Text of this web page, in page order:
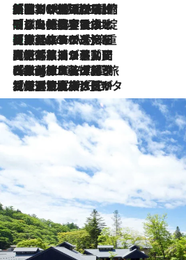
2026.8.6
「荷物が増えるほど旅ストレスは増す」美容ジャーナリストがたどり着いた最終結論。“化粧品を劇的に減らす”感動の凝縮美容とは
2026.8.6
「旅先には金髪ウィッグを持参」日本と同じメイクでは損してる!? 美容ジャーナリストが提案する“掟破りの旅美容”とは
2026.8.6
【厳選旅コスメ】「身軽さ＆UV対策重視！」ヘアアーティストshucoが選んだ夏旅ベストコスメを発表【Mサイズジップ】
2026.8.5
【厳選旅コスメ】国内をあちこち移動する河井菜摘が選んだ夏旅ベストコスメ発表！「リラックスアイテムはマスト」【Mサイズジップ】
2026.8.4
【厳選旅コスメ】「紫外線＆乾燥対策しながらメイク感も！」ヘア＆メイクGeorgeが選んだ夏旅ベストコスメを発表！【Mサイズジップ】
2026.8.3
【厳選旅コスメ】「保湿もタイパ重視！」“サウナ好き”タレント清水みさとが愛用する夏旅ベストコスメを発表！【Mサイズジップ】